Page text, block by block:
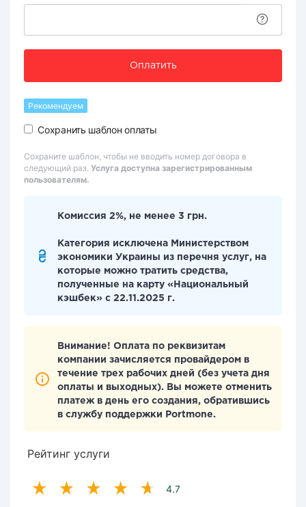
Оплатить
Рекомендуем
Сохранить шаблон оплаты
Сохраните шаблон, чтобы не вводить номер договора в
следующий раз. Услуга доступна зарегистрированным
пользователям.
Комиссия 2%, не менее 3 грн.
Категория исключена Министерством
экономики Украины из перечня услуг, на
которые можно тратить средства,
полученные на карту «Национальный
кэшбек» с 22.11.2025 г.
Внимание! Оплата по реквизитам
компании зачисляется провайдером в
течение трех рабочих дней (без учета дня
оплаты и выходных). Вы можете отменить
платеж в день его создания, обратившись
в службу поддержки Portmone.
Рейтинг услуги
4.7